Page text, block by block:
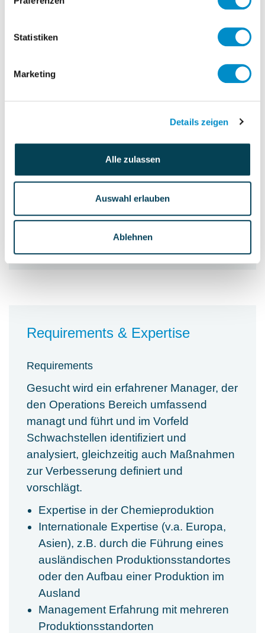
Statistiken
Marketing
Details zeigen
Alle zulassen
Auswahl erlauben
Ablehnen
Monaten gerechnet, ca. 2-3 Tage pro
Reisetätigkeit verbunden sein. Der
Hauptsitz ist im süddeutschen Raum.
Personnel accountability
Requirements & Expertise
Requirements
Gesucht wird ein erfahrener Manager, der
den Operations Bereich umfassend
managt und führt und im Vorfeld
Schwachstellen identifiziert und
analysiert, gleichzeitig auch Maßnahmen
zur Verbesserung definiert und
vorschlägt.
Expertise in der Chemieproduktion
Internationale Expertise (v.a. Europa,
Asien), z.B. durch die Führung eines
ausländischen Produktionsstandortes
oder den Aufbau einer Produktion im
Ausland
Management Erfahrung mit mehreren
Produktionsstandorten